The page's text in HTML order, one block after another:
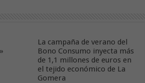
La campaña de verano del
Bono Consumo inyecta más
de 1,1 millones de euros en
el tejido económico de La
Gomera